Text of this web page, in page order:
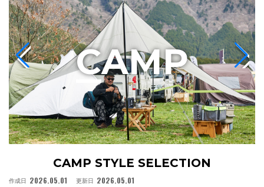
CAMP STYLE SELECTION
作成日 2026.05.01 更新日 2026.05.01
CAMP